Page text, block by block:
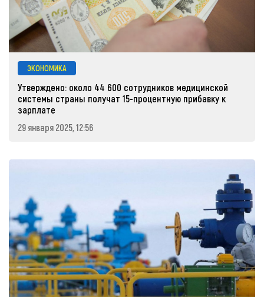
ЭКОНОМИКА
Утверждено: около 44 600 сотрудников медицинской
системы страны получат 15-процентную прибавку к
зарплате
29 января 2025, 12:56